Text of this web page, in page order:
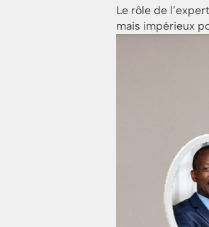
Le rôle de
mais impérieux